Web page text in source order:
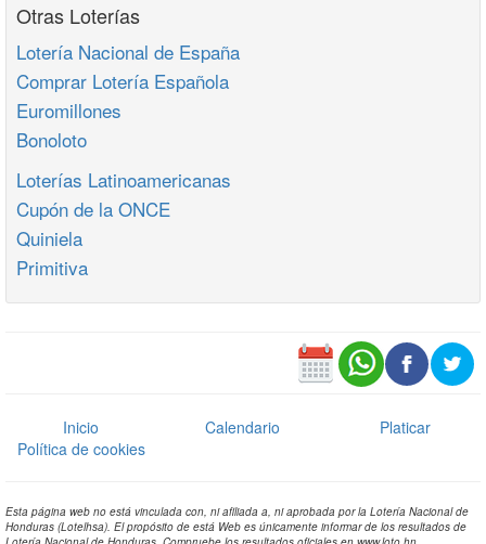
Otras Loterías
Lotería Nacional de España
Comprar Lotería Española
Euromillones
Bonoloto
Loterías Latinoamericanas
Cupón de la ONCE
Quiniela
Primitiva
Inicio Calendario
Platicar
Política de cookies
Esta página web no está vinculada con, ni afiliada a, ni aprobada por la Lotería Nacional de
Honduras (Lotelhsa). El propósito de está Web es únicamente informar de los resultados de